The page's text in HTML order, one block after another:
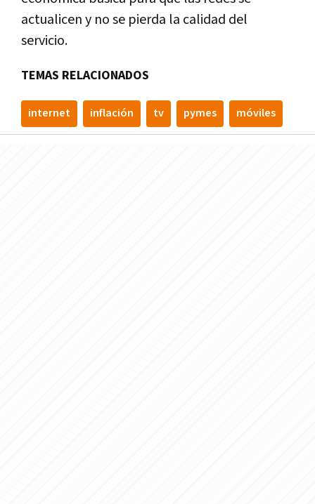
actualicen y no se pierda la calidad del
servicio.
TEMAS RELACIONADOS
internet inflación tv pymes móviles